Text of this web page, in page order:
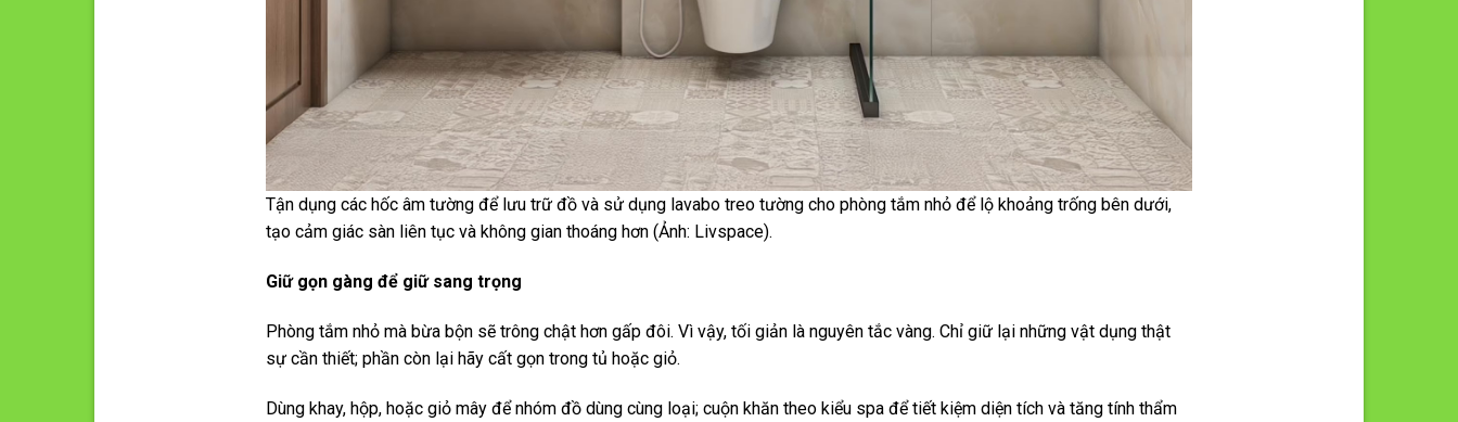
Tận dụng các hốc âm tường để lưu trữ đồ và sử dụng lavabo treo tường cho phòng tắm nhỏ để lộ khoảng trống bên dưới,
tạo cảm giác sàn liên tục và không gian thoáng hơn (Ảnh: Livspace).
Giữ gọn gàng để giữ sang trọng
Phòng tắm nhỏ mà bừa bộn sẽ trông chật hơn gấp đôi. Vì vậy, tối giản là nguyên tắc vàng. Chỉ giữ lại những vật dụng thật
sự cần thiết; phần còn lại hãy cất gọn trong tủ hoặc giỏ.
Dùng khay, hộp, hoặc giỏ mây để nhóm đồ dùng cùng loại; cuộn khăn theo kiểu spa để tiết kiệm diện tích và tăng tính thẩm